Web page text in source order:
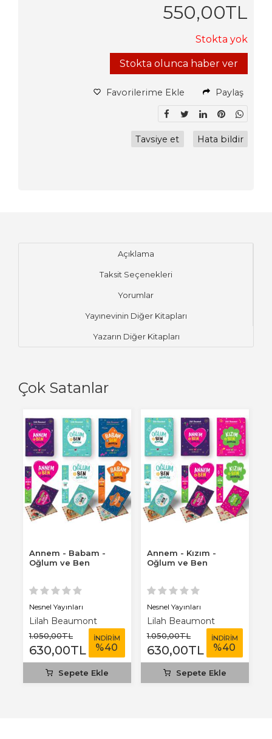
550,00TL
Stokta yok
Stokta olunca haber ver
Favorilerime Ekle Paylaş
Tavsiye et Hata bildir
Açıklama
Taksit Seçenekleri
Yorumlar
Yayınevinin Diğer Kitapları
Yazarın Diğer Kitapları
Çok Satanlar
Annem - Babam -
Oğlum ve Ben
Nesnel Yayınları
Lilah Beaumont
1.050,00TL
630,00TL
İNDİRİM
%40
Sepete Ekle
Annem - Kızım -
Oğlum ve Ben
Nesnel Yayınları
Lilah Beaumont
1.050,00TL
630,00TL
İNDİRİM
%40
Sepete Ekle